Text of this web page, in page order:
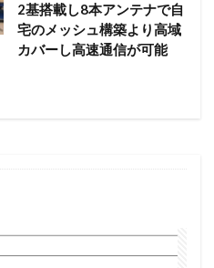
2基搭載し8本アンテナで自
宅のメッシュ構築より高域
カバーし高速通信が可能